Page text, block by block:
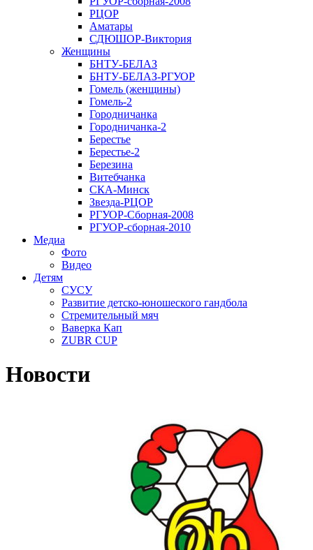
РЦОР
Аматары
СДЮШОР-Виктория
Женщины
БНТУ-БЕЛАЗ
БНТУ-БЕЛАЗ-РГУОР
Гомель (женщины)
Гомель-2
Городничанка
Городничанка-2
Берестье
Берестье-2
Березина
Витебчанка
СКА-Минск
Звезда-РЦОР
РГУОР-Сборная-2008
РГУОР-сборная-2010
Медиа
Фото
Видео
Детям
СУСУ
Развитие детско-юношеского гандбола
Стремительный мяч
Ваверка Кап
ZUBR CUP
Новости